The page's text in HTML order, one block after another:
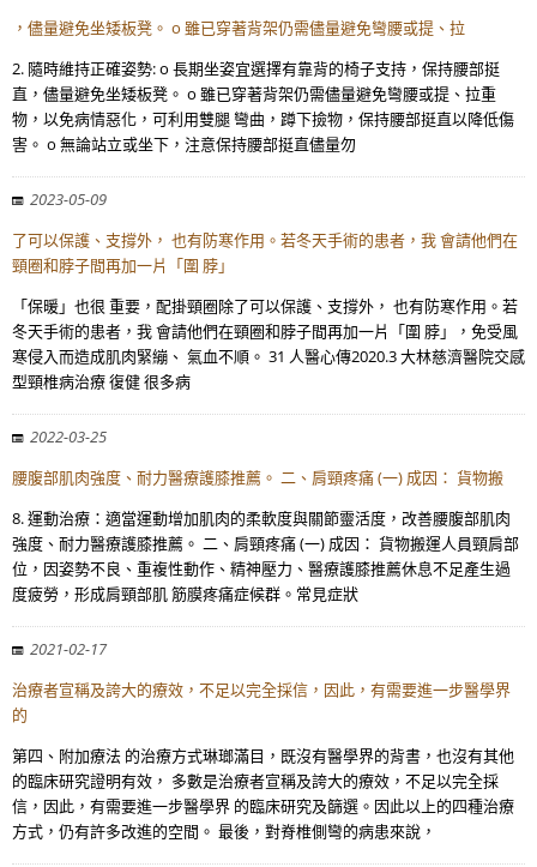
，儘量避免坐矮板凳。 o 雖已穿著背架仍需儘量避免彎腰或提、拉
2. 隨時維持正確姿勢: o 長期坐姿宜選擇有靠背的椅子支持，保持腰部挺
直，儘量避免坐矮板凳。 o 雖已穿著背架仍需儘量避免彎腰或提、拉重
物，以免病情惡化，可利用雙腿 彎曲，蹲下撿物，保持腰部挺直以降低傷
害。 o 無論站立或坐下，注意保持腰部挺直儘量勿
2023-05-09
了可以保護、支撐外， 也有防寒作用。若冬天手術的患者，我 會請他們在
頸圈和脖子間再加一片「圍 脖」
「保暖」也很 重要，配掛頸圈除了可以保護、支撐外， 也有防寒作用。若
冬天手術的患者，我 會請他們在頸圈和脖子間再加一片「圍 脖」，免受風
寒侵入而造成肌肉緊繃、 氣血不順。 31 人醫心傳2020.3 大林慈濟醫院交感
型頸椎病治療 復健 很多病
2022-03-25
腰腹部肌肉強度、耐力醫療護膝推薦。 二、肩頸疼痛 (一) 成因： 貨物搬
8. 運動治療：適當運動增加肌肉的柔軟度與關節靈活度，改善腰腹部肌肉
強度、耐力醫療護膝推薦。 二、肩頸疼痛 (一) 成因： 貨物搬運人員頸肩部
位，因姿勢不良、重複性動作、精神壓力、醫療護膝推薦休息不足產生過
度疲勞，形成肩頸部肌 筋膜疼痛症候群。常見症狀
2021-02-17
治療者宣稱及誇大的療效，不足以完全採信，因此，有需要進一步醫學界
的
第四、附加療法 的治療方式琳瑯滿目，既沒有醫學界的背書，也沒有其他
的臨床研究證明有效， 多數是治療者宣稱及誇大的療效，不足以完全採
信，因此，有需要進一步醫學界 的臨床研究及篩選。因此以上的四種治療
方式，仍有許多改進的空間。 最後，對脊椎側彎的病患來說，